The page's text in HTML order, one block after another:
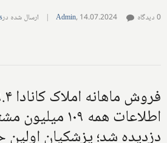
Admin, 14.07.2024
| ارسال شده در 0 دیدگاه
اطلاعات همه
دزدیده شد؛ پزشکیان اولین